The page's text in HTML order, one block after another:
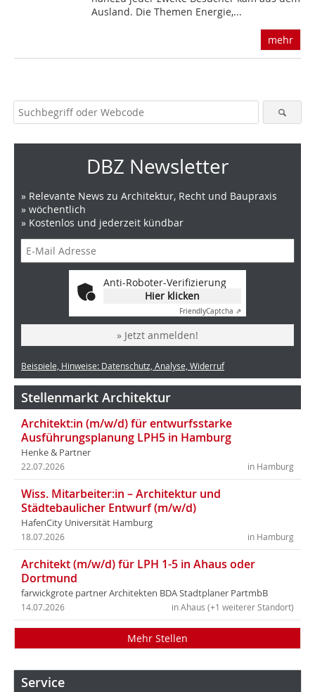
Ausland. Die Themen Energie,...
mehr
DBZ Newsletter
» Relevante News zu Architektur, Recht und Baupraxis
» wöchentlich
» Kostenlos und jederzeit kündbar
Anti-Roboter-Verifizierung
Hier klicken
FriendlyCaptcha ⇗
» Jetzt anmelden!
Beispiele, Hinweise: Datenschutz, Analyse, Widerruf
Stellenmarkt Architektur
Architekt:in (m/w/d) für entwurfsstarke
Ausführungsplanung LPH5 in Hamburg
Henke & Partner
in Hamburg
22.07.2026
Wiss. Mitarbeiter:in – Architektur und
Städtebaulicher Entwurf (m/w/d)
HafenCity Universität Hamburg
in Hamburg
18.07.2026
Architekt (m/w/d) für LPH 1-5 in Ahaus oder
Dortmund
farwickgrote partner Architekten BDA Stadtplaner PartmbB
in Ahaus (+1 weiterer Standort)
14.07.2026
Mehr Stellen
Service